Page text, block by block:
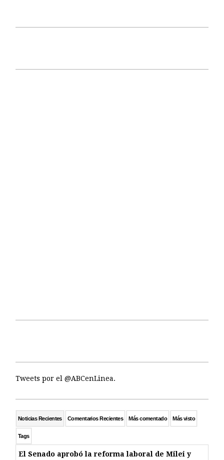
Tweets por el @ABCenLinea.
Noticias Recientes Comentarios Recientes Más comentado Más visto
Tags
El Senado aprobó la reforma laboral de Milei y